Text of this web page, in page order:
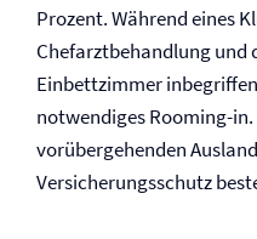
Prozent. Während eines
Chefarztbehandlung und
Einbettzimmer
notwendiges Rooming-in.
vorübergehenden
Versicherungsschutz